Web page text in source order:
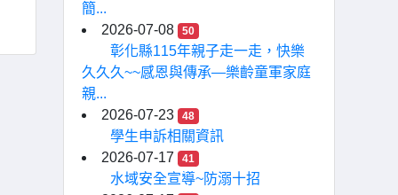
簡...
2026-07-08
50
彰化縣115年親子走一走，快樂
久久久~~感恩與傳承—樂齡童軍家庭
親...
2026-07-23
48
學生申訴相關資訊
2026-07-17
41
水域安全宣導~防溺十招